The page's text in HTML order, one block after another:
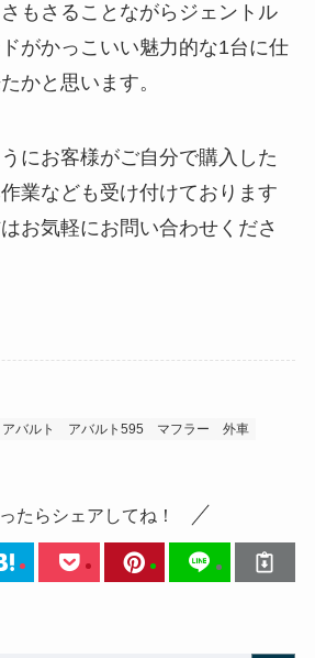
もさることながらジェントル
がかっこいい魅力的な1台に仕
かと思います。
にお客様がご自分で購入した
業なども受け付けております
お気軽にお問い合わせくださ
アバルト アバルト595 マフラー
外車
たらシェアしてね！